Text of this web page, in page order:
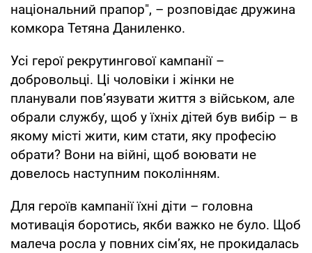
національний прапор", – розповідає дружина
комкора Тетяна Даниленко.
Усі герої рекрутингової кампанії –
добровольці. Ці чоловіки і жінки не
планували повʼязувати життя з військом, але
обрали службу, щоб у їхніх дітей був вибір – в
якому місті жити, ким стати, яку професію
обрати? Вони на війні, щоб воювати не
довелось наступним поколінням.
Для героїв кампанії їхні діти – головна
мотивація боротись, якби важко не було. Щоб
малеча росла у повних сімʼях, не прокидалась